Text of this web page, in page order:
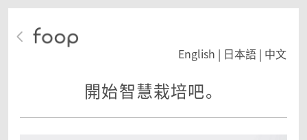
English | 日本語 | 中文
開始智慧栽培吧。